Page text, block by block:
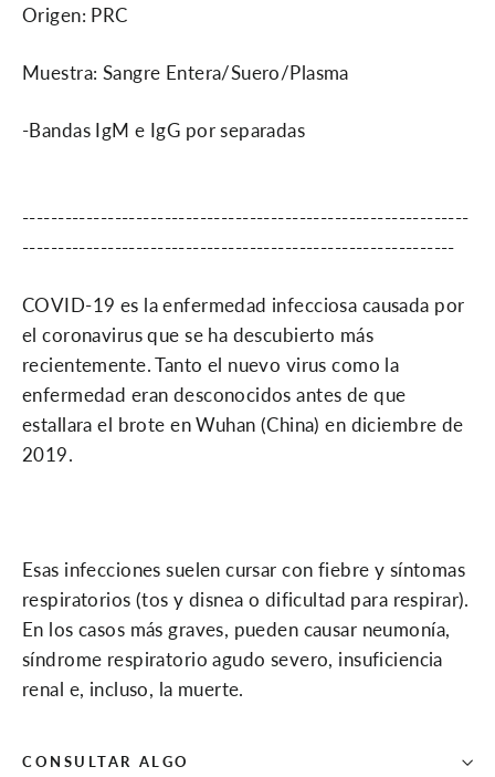
Origen: PRC
Muestra: Sangre Entera/Suero/Plasma
-Bandas IgM e IgG por separadas
---------------------------------------------------------------
-------------------------------------------------------------
COVID-19 es la enfermedad infecciosa causada por
el coronavirus que se ha descubierto más
recientemente. Tanto el nuevo virus como la
enfermedad eran desconocidos antes de que
estallara el brote en Wuhan (China) en diciembre de
2019.
Esas infecciones suelen cursar con fiebre y síntomas
respiratorios (tos y disnea o dificultad para respirar).
En los casos más graves, pueden causar neumonía,
síndrome respiratorio agudo severo, insuficiencia
renal e, incluso, la muerte.
CONSULTAR ALGO